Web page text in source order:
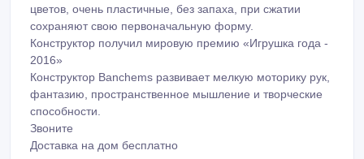
цветов, очень пластичные, без запаха, при сжатии
сохраняют свою первоначальную форму.
Конструктор получил мировую премию «Игрушка года -
2016»
Конструктор Banchems развивает мелкую моторику рук,
фантазию, пространственное мышление и творческие
способности.
Звоните
Доставка на дом бесплатно